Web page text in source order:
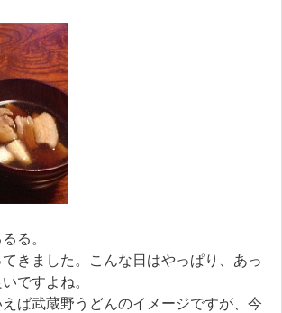
る。
きました。こんな日はやっぱり、あっ
ですよね。
ば武蔵野うどんのイメージですが、今